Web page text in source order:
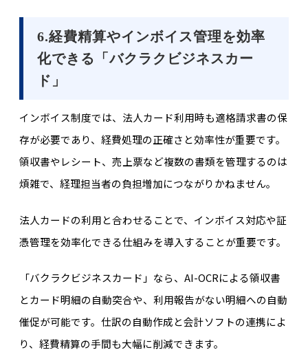
6.経費精算やインボイス管理を効率
化できる「バクラクビジネスカー
ド」
インボイス制度では、法人カード利用時も適格請求書の保
存が必要であり、経費処理の正確さと効率性が重要です。
領収書やレシート、売上票など複数の書類を管理するのは
煩雑で、経理担当者の負担増加につながりかねません。
法人カードの利用と合わせることで、インボイス対応や証
憑管理を効率化できる仕組みを導入することが重要です。
「バクラクビジネスカード」なら、AI-OCRによる領収書
とカード明細の自動突合や、利用報告がない明細への自動
催促が可能です。仕訳の自動作成と会計ソフトの連携によ
り、経費精算の手間も大幅に削減できます。